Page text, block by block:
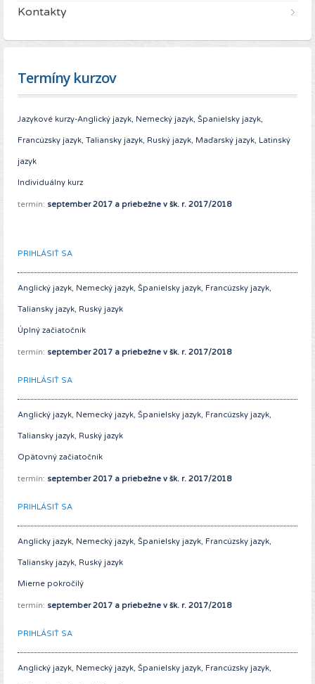
Kontakty
Termíny kurzov
Jazykové kurzy-Anglický jazyk, Nemecký jazyk, Španielsky jazyk,
Francúzsky jazyk, Taliansky jazyk, Ruský jazyk, Maďarský jazyk, Latinský
jazyk
Individuálny kurz
termín: september 2017 a priebežne v šk. r. 2017/2018
PRIHLÁSIŤ SA
Anglický jazyk, Nemecký jazyk, Španielsky jazyk, Francúzsky jazyk,
Taliansky jazyk, Ruský jazyk
Úplný začiatočník
termín: september 2017 a priebežne v šk. r. 2017/2018
PRIHLÁSIŤ SA
Anglický jazyk, Nemecký jazyk, Španielsky jazyk, Francúzsky jazyk,
Taliansky jazyk, Ruský jazyk
Opätovný začiatočník
termín: september 2017 a priebežne v šk. r. 2017/2018
PRIHLÁSIŤ SA
Anglicky jazyk, Nemecký jazyk, Španielsky jazyk, Francúzsky jazyk,
Taliansky jazyk, Ruský jazyk
Mierne pokročilý
termín: september 2017 a priebežne v šk. r. 2017/2018
PRIHLÁSIŤ SA
Anglický jazyk, Nemecký jazyk, Španielsky jazyk, Francúzsky jazyk,